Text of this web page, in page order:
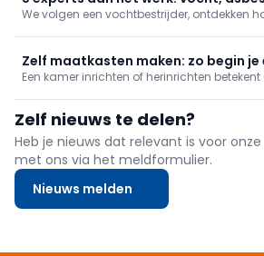
en biometrie
We volgen een vochtbestrijder, ontdekken
gaan we mee met een asbestdeskundige.
Zelf maatkasten maken: zo begin je
Een kamer inrichten of herinrichten
zelf maken, of laten maken en zelf in elkaar
Zelf nieuws te delen?
Heb je nieuws dat relevant is voor
met ons via het meldformulier.
Nieuws melden